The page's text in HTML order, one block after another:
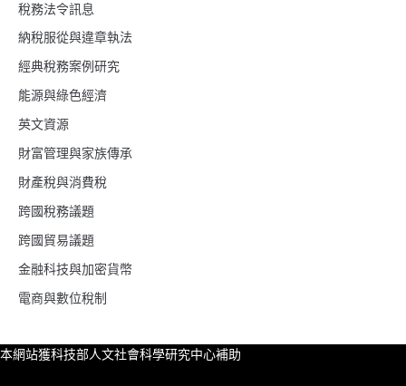
稅務法令訊息
納稅服從與違章執法
經典稅務案例研究
能源與綠色經濟
英文資源
財富管理與家族傳承
財產稅與消費稅
跨國稅務議題
跨國貿易議題
金融科技與加密貨幣
電商與數位稅制
本網站獲科技部人文社會科學研究中心補助